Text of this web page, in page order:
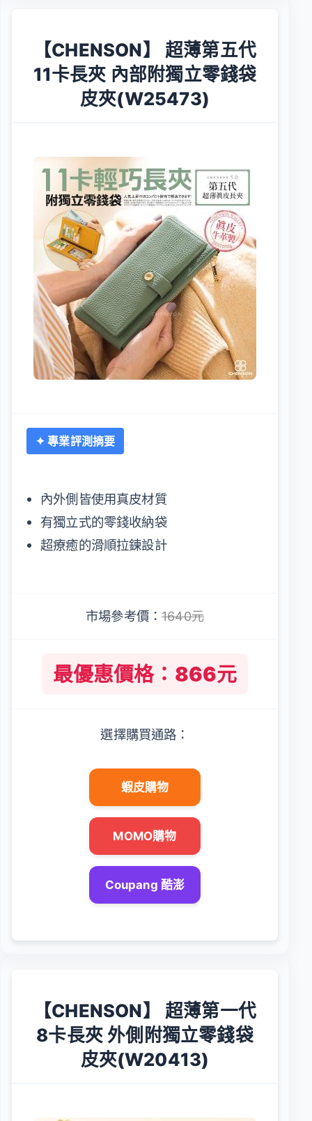
【CHENSON】 超薄第五代
11卡長夾 內部附獨立零錢袋
皮夾(W25473)
✦ 專業評測摘要
內外側皆使用真皮材質
有獨立式的零錢收納袋
超療癒的滑順拉鍊設計
市場參考價：1640元
最優惠價格：866元
選擇購買通路：
蝦皮購物
MOMO購物
Coupang 酷澎
【CHENSON】 超薄第一代
8卡長夾 外側附獨立零錢袋
皮夾(W20413)